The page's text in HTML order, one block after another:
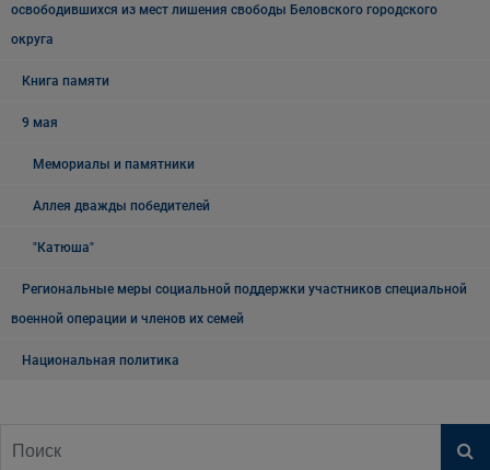
освободившихся из мест лишения свободы Беловского городского
округа
Книга памяти
9 мая
Мемориалы и памятники
Аллея дважды победителей
"Катюша"
Региональные меры социальной поддержки участников специальной
военной операции и членов их семей
Национальная политика